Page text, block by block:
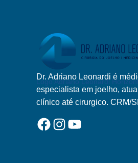
NO
JOELHO
Logo Adriano Leonardi
Dr. Adriano Leonardi é
especialista em joelho,
clínico até cirurgico. CRM/
Facebook
Instagram
YouTube